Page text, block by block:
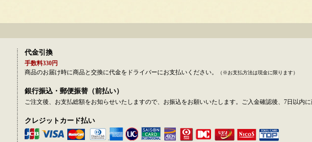
代金引換
手数料330円
商品のお届け時に商品と交換に代金をドライバーにお支払いください。
（※お支払方法は現金に限ります）
銀行振込・郵便振替（前払い）
ご注文後、お支払総額をお知らせいたしますので、お振込をお願いいたします。ご入金確認後、7日以内に
クレジットカード払い